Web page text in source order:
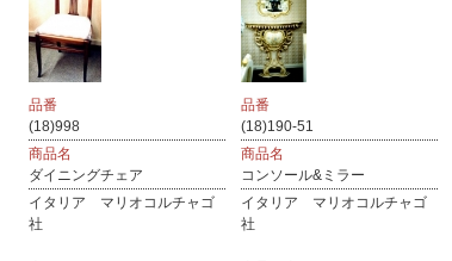
品番
(18)998
商品名
ダイニングチェア
イタリア マリオコルチャゴ
社
品番
(18)190-51
商品名
コンソール&ミラー
イタリア マリオコルチャゴ
社